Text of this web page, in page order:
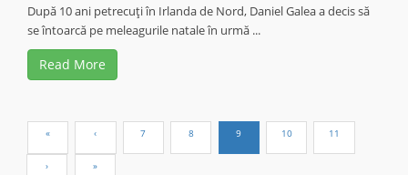
După 10 ani petrecuţi în Irlanda de Nord, Daniel Galea a decis să
se întoarcă pe meleagurile natale în urmă ...
Read More